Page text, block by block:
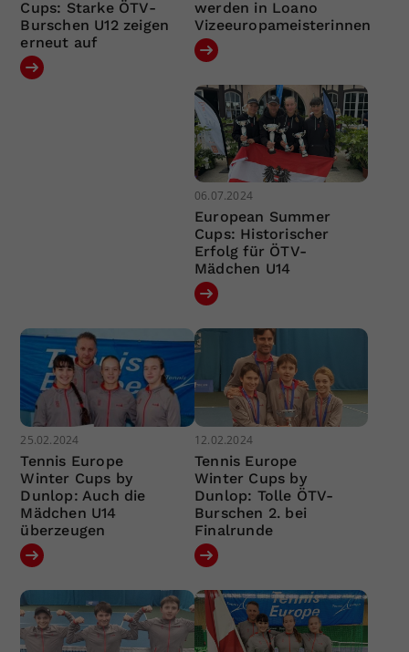
Cups: Starke ÖTV-
Burschen U12 zeigen
erneut auf
werden in Loano
Vizeeuropameisterinnen
06.07.2024
European Summer
Cups: Historischer
Erfolg für ÖTV-
Mädchen U14
25.02.2024
Tennis Europe
Winter Cups by
Dunlop: Auch die
Mädchen U14
überzeugen
12.02.2024
Tennis Europe
Winter Cups by
Dunlop: Tolle ÖTV-
Burschen 2. bei
Finalrunde